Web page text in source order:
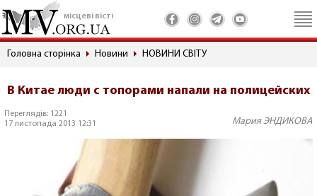
місцеві вісті
Головна сторінка Новини НОВИНИ СВІТУ
В Китае люди с топорами напали на полицейских
Переглядів: 1221
17 листопада 2013 12:31
Мария ЭНДИКОВА